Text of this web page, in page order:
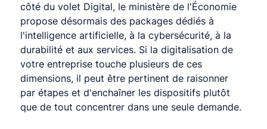
côté du volet Digital, le ministère de l'Économie
propose désormais des packages dédiés à
l'intelligence artificielle, à la cybersécurité, à la
durabilité et aux services. Si la digitalisation de
votre entreprise touche plusieurs de ces
dimensions, il peut être pertinent de raisonner
par étapes et d'enchaîner les dispositifs plutôt
que de tout concentrer dans une seule demande.